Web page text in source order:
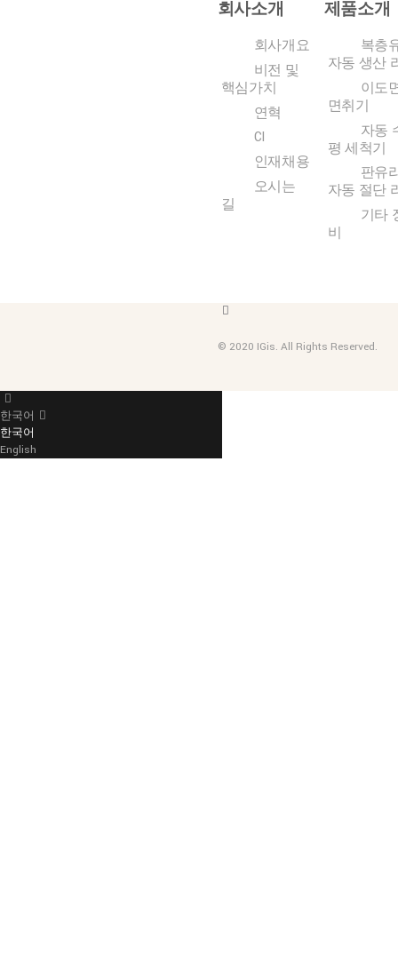
회사소개
회사개요
비전 및
핵심가치
연혁
CI
인재채용
오시는
길
제품소개
복층
자동 생산
이도
면취기
자동
평 세척기
판유
자동 절단
기타
비
© 2020 IGis. All Rights Reserved.
한국어
한국어
English